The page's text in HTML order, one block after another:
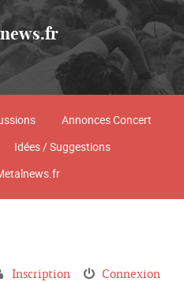
Annonces Concert
Idées / Suggestions
Connexion
Inscription